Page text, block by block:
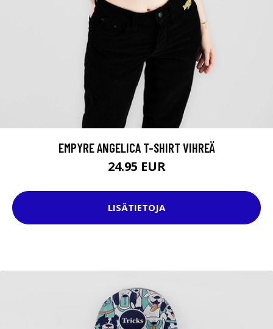
EMPYRE ANGELICA T-SHIRT VIHREÄ
24.95 EUR
LISÄTIETOJA